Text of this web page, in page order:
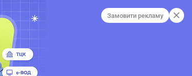
Замовити рекламу